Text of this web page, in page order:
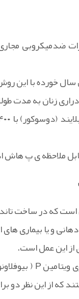
ضدمیکروبی
زنان به مدت
ملاحظه ی پ هاش
است که در ساخت
و یا بیماری
از این عمل است.
از این نظر دو